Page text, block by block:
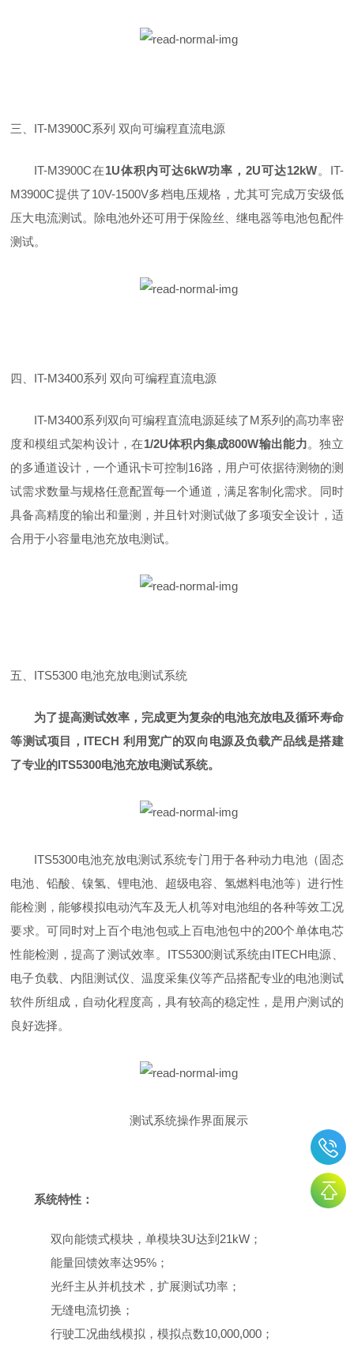
三、IT-M3900C系列 双向可编程直流电源
IT-M3900C在1U体积内可达6kW功率，2U可达12kW。IT-
M3900C提供了10V-1500V多档电压规格，尤其可完成万安级低
压大电流测试。除电池外还可用于保险丝、继电器等电池包配件
测试。
四、IT-M3400系列 双向可编程直流电源
IT-M3400系列双向可编程直流电源延续了M系列的高功率密
度和模组式架构设计，在1/2U体积内集成800W输出能力。独立
的多通道设计，一个通讯卡可控制16路，用户可依据待测物的测
试需求数量与规格任意配置每一个通道，满足客制化需求。同时
具备高精度的输出和量测，并且针对测试做了多项安全设计，适
合用于小容量电池充放电测试。
五、ITS5300 电池充放电测试系统
为了提高测试效率，完成更为复杂的电池充放电及循环寿命
等测试项目，ITECH 利用宽广的双向电源及负载产品线是搭建
了专业的ITS5300电池充放电测试系统。
ITS5300电池充放电测试系统专门用于各种动力电池（固态
电池、铅酸、镍氢、锂电池、超级电容、氢燃料电池等）进行性
能检测，能够模拟电动汽车及无人机等对电池组的各种等效工况
要求。可同时对上百个电池包或上百电池包中的200个单体电芯
性能检测，提高了测试效率。ITS5300测试系统由ITECH电源、
电子负载、内阻测试仪、温度采集仪等产品搭配专业的电池测试
软件所组成，自动化程度高，具有较高的稳定性，是用户测试的
良好选择。
测试系统操作界面展示
系统特性：
双向能馈式模块，单模块3U达到21kW；
能量回馈效率达95%；
光纤主从并机技术，扩展测试功率；
无缝电流切换；
行驶工况曲线模拟，模拟点数10,000,000；